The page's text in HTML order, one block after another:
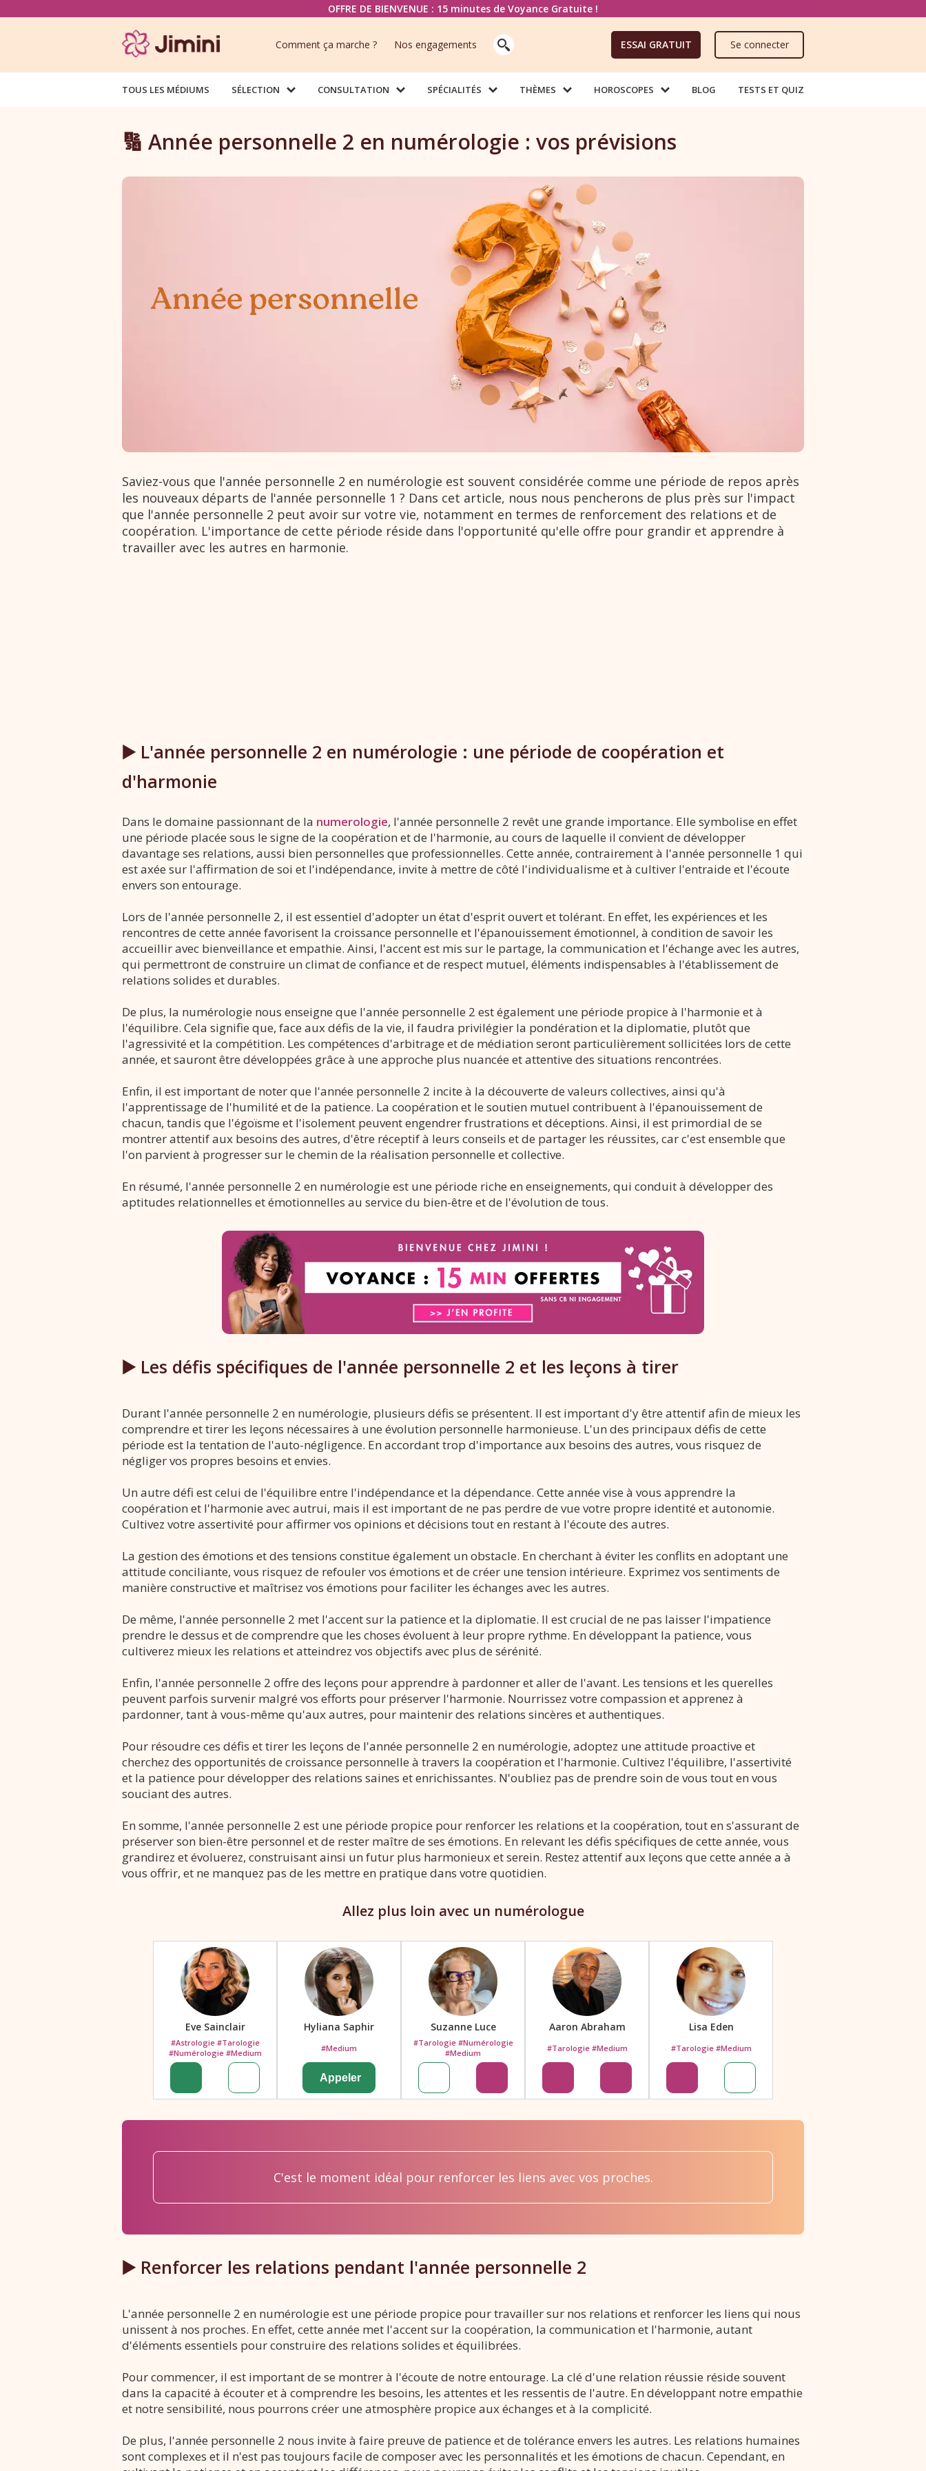
OFFRE DE BIENVENUE : 15 minutes de Voyance Gratuite !
Comment ça marche ? Nos engagements Se connecter
ESSAI GRATUIT
TOUS LES MÉDIUMS SÉLECTION CONSULTATION SPÉCIALITÉS THÈMES HOROSCOPES BLOG TESTS ET QUIZ
🔢 Année personnelle 2 en numérologie : vos prévisions
Saviez-vous que l'année personnelle 2 en numérologie est souvent considérée comme une période de repos après
les nouveaux départs de l'année personnelle 1 ? Dans cet article, nous nous pencherons de plus près sur l'impact
que l'année personnelle 2 peut avoir sur votre vie, notamment en termes de renforcement des relations et de
coopération. L'importance de cette période réside dans l'opportunité qu'elle offre pour grandir et apprendre à
travailler avec les autres en harmonie.
▶️ L'année personnelle 2 en numérologie : une période de coopération et
d'harmonie
Dans le domaine passionnant de la numerologie, l'année personnelle 2 revêt une grande importance. Elle symbolise en effet
une période placée sous le signe de la coopération et de l'harmonie, au cours de laquelle il convient de développer
davantage ses relations, aussi bien personnelles que professionnelles. Cette année, contrairement à l'année personnelle 1 qui
est axée sur l'affirmation de soi et l'indépendance, invite à mettre de côté l'individualisme et à cultiver l'entraide et l'écoute
envers son entourage.
Lors de l'année personnelle 2, il est essentiel d'adopter un état d'esprit ouvert et tolérant. En effet, les expériences et les
rencontres de cette année favorisent la croissance personnelle et l'épanouissement émotionnel, à condition de savoir les
accueillir avec bienveillance et empathie. Ainsi, l'accent est mis sur le partage, la communication et l'échange avec les autres,
qui permettront de construire un climat de confiance et de respect mutuel, éléments indispensables à l'établissement de
relations solides et durables.
De plus, la numérologie nous enseigne que l'année personnelle 2 est également une période propice à l'harmonie et à
l'équilibre. Cela signifie que, face aux défis de la vie, il faudra privilégier la pondération et la diplomatie, plutôt que
l'agressivité et la compétition. Les compétences d'arbitrage et de médiation seront particulièrement sollicitées lors de cette
année, et sauront être développées grâce à une approche plus nuancée et attentive des situations rencontrées.
Enfin, il est important de noter que l'année personnelle 2 incite à la découverte de valeurs collectives, ainsi qu'à
l'apprentissage de l'humilité et de la patience. La coopération et le soutien mutuel contribuent à l'épanouissement de
chacun, tandis que l'égoïsme et l'isolement peuvent engendrer frustrations et déceptions. Ainsi, il est primordial de se
montrer attentif aux besoins des autres, d'être réceptif à leurs conseils et de partager les réussites, car c'est ensemble que
l'on parvient à progresser sur le chemin de la réalisation personnelle et collective.
En résumé, l'année personnelle 2 en numérologie est une période riche en enseignements, qui conduit à développer des
aptitudes relationnelles et émotionnelles au service du bien-être et de l'évolution de tous.
▶️ Les défis spécifiques de l'année personnelle 2 et les leçons à tirer
Durant l'année personnelle 2 en numérologie, plusieurs défis se présentent. Il est important d'y être attentif afin de mieux les
comprendre et tirer les leçons nécessaires à une évolution personnelle harmonieuse. L'un des principaux défis de cette
période est la tentation de l'auto-négligence. En accordant trop d'importance aux besoins des autres, vous risquez de
négliger vos propres besoins et envies.
Un autre défi est celui de l'équilibre entre l'indépendance et la dépendance. Cette année vise à vous apprendre la
coopération et l'harmonie avec autrui, mais il est important de ne pas perdre de vue votre propre identité et autonomie.
Cultivez votre assertivité pour affirmer vos opinions et décisions tout en restant à l'écoute des autres.
La gestion des émotions et des tensions constitue également un obstacle. En cherchant à éviter les conflits en adoptant une
attitude conciliante, vous risquez de refouler vos émotions et de créer une tension intérieure. Exprimez vos sentiments de
manière constructive et maîtrisez vos émotions pour faciliter les échanges avec les autres.
De même, l'année personnelle 2 met l'accent sur la patience et la diplomatie. Il est crucial de ne pas laisser l'impatience
prendre le dessus et de comprendre que les choses évoluent à leur propre rythme. En développant la patience, vous
cultiverez mieux les relations et atteindrez vos objectifs avec plus de sérénité.
Enfin, l'année personnelle 2 offre des leçons pour apprendre à pardonner et aller de l'avant. Les tensions et les querelles
peuvent parfois survenir malgré vos efforts pour préserver l'harmonie. Nourrissez votre compassion et apprenez à
pardonner, tant à vous-même qu'aux autres, pour maintenir des relations sincères et authentiques.
Pour résoudre ces défis et tirer les leçons de l'année personnelle 2 en numérologie, adoptez une attitude proactive et
cherchez des opportunités de croissance personnelle à travers la coopération et l'harmonie. Cultivez l'équilibre, l'assertivité
et la patience pour développer des relations saines et enrichissantes. N'oubliez pas de prendre soin de vous tout en vous
souciant des autres.
En somme, l'année personnelle 2 est une période propice pour renforcer les relations et la coopération, tout en s'assurant de
préserver son bien-être personnel et de rester maître de ses émotions. En relevant les défis spécifiques de cette année, vous
grandirez et évoluerez, construisant ainsi un futur plus harmonieux et serein. Restez attentif aux leçons que cette année a à
vous offrir, et ne manquez pas de les mettre en pratique dans votre quotidien.
Allez plus loin avec un numérologue
Eve Sainclair
#Astrologie #Tarologie
#Numérologie #Medium
Hyliana Saphir
#Medium
Suzanne Luce
#Tarologie #Numérologie
#Medium
Aaron Abraham
#Tarologie #Medium
Lisa Eden
#Tarologie #Medium
C'est le moment idéal pour renforcer les liens avec vos proches.
▶️ Renforcer les relations pendant l'année personnelle 2
L'année personnelle 2 en numérologie est une période propice pour travailler sur nos relations et renforcer les liens qui nous
unissent à nos proches. En effet, cette année met l'accent sur la coopération, la communication et l'harmonie, autant
d'éléments essentiels pour construire des relations solides et équilibrées.
Pour commencer, il est important de se montrer à l'écoute de notre entourage. La clé d'une relation réussie réside souvent
dans la capacité à écouter et à comprendre les besoins, les attentes et les ressentis de l'autre. En développant notre empathie
et notre sensibilité, nous pourrons créer une atmosphère propice aux échanges et à la complicité.
De plus, l'année personnelle 2 nous invite à faire preuve de patience et de tolérance envers les autres. Les relations humaines
sont complexes et il n'est pas toujours facile de composer avec les personnalités et les émotions de chacun. Cependant, en